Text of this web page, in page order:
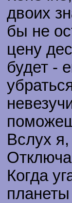
двоих
бы не
цену
будет -
Вслух я,
Когда